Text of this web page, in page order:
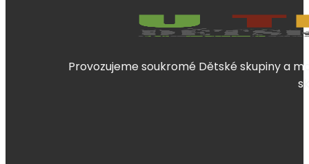
Provozujeme soukromé Dětské skupiny a